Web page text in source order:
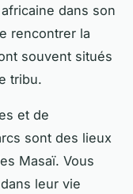
dans son
rencontrer la
souvent situés
tribu.
et de
sont des lieux
Masaï. Vous
leur vie